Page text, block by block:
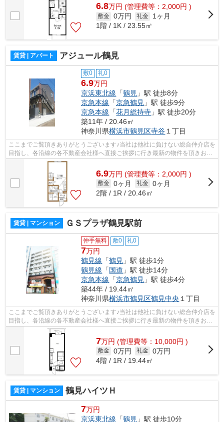
6.8万円 (管理費等：2,000円 )
敷金 0万円 礼金
1ヶ月
1階 / 1K / 23.55㎡
賃貸 | アパート アジュール鶴見
敷0 礼0
6.9万円
京浜東北線 「鶴見 」駅 徒歩8分
京急本線 「京急鶴見 」駅 徒歩9分
京急本線 「花月総持寺 」駅 徒歩20分
築11年 / 20.46㎡
神奈川県横浜市鶴見区寺谷１丁目
ここまでご覧頂きありがとうございます♪当社は他社に負けない総合仲介店を
目指し、各沿線の各不動産会社様へ直接ご挨拶に行き最新の物件を頂きお客
様へ提供しております！最新の情報は...
6.9万円 (管理費等：2,000円 )
敷金 0ヶ月 礼金 0ヶ月
2階 / 1R / 20.46㎡
賃貸 | マンション ＧＳプラザ鶴見駅前
仲手無料 敷0 礼0
7万円
鶴見線 「鶴見 」駅 徒歩1分
鶴見線 「国道 」駅 徒歩14分
京急本線 「京急鶴見 」駅 徒歩4分
築44年 / 19.44㎡
神奈川県横浜市鶴見区鶴見中央 １丁目
ここまでご覧頂きありがとうございます♪当社は他社に負けない総合仲介店を
目指し、各沿線の各不動産会社様へ直接ご挨拶に行き最新の物件を頂きお客
様へ提供しております！最新の情報は...
7万円 (管理費等：10,000円 )
敷金 0万円 礼金 0万円
4階 / 1R / 19.44㎡
賃貸 | マンション 鶴見ハイツＨ
7万円
京浜東北線 「鶴見 」駅 徒歩10分